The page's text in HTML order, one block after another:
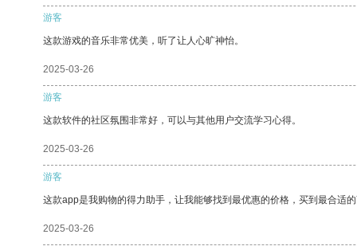
游客
这款游戏的音乐非常优美，听了让人心旷神怡。
2025-03-26
游客
这款软件的社区氛围非常好，可以与其他用户交流学习心得。
2025-03-26
游客
这款app是我购物的得力助手，让我能够找到最优惠的价格，买到最合适
2025-03-26